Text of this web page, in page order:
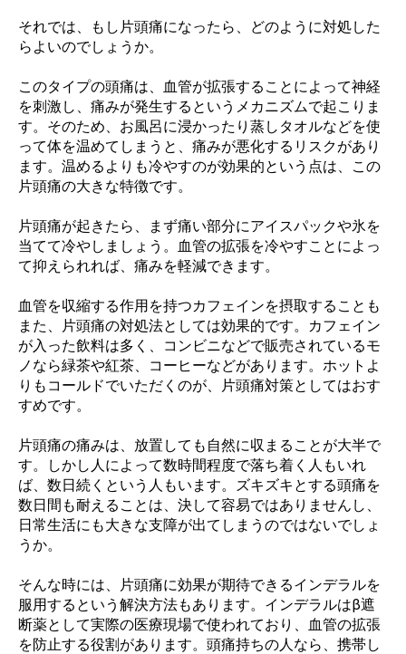
それでは、もし片頭痛になったら、どのように対処した
らよいのでしょうか。
このタイプの頭痛は、血管が拡張することによって神経
を刺激し、痛みが発生するというメカニズムで起こりま
す。そのため、お風呂に浸かったり蒸しタオルなどを使
って体を温めてしまうと、痛みが悪化するリスクがあり
ます。温めるよりも冷やすのが効果的という点は、この
片頭痛の大きな特徴です。
片頭痛が起きたら、まず痛い部分にアイスパックや氷を
当てて冷やしましょう。血管の拡張を冷やすことによっ
て抑えられれば、痛みを軽減できます。
血管を収縮する作用を持つカフェインを摂取することも
また、片頭痛の対処法としては効果的です。カフェイン
が入った飲料は多く、コンビニなどで販売されているモ
ノなら緑茶や紅茶、コーヒーなどがあります。ホットよ
りもコールドでいただくのが、片頭痛対策としてはおす
すめです。
片頭痛の痛みは、放置しても自然に収まることが大半で
す。しかし人によって数時間程度で落ち着く人もいれ
ば、数日続くという人もいます。ズキズキとする頭痛を
数日間も耐えることは、決して容易ではありませんし、
日常生活にも大きな支障が出てしまうのではないでしょ
うか。
そんな時には、片頭痛に効果が期待できるインデラルを
服用するという解決方法もあります。インデラルはβ遮
断薬として実際の医療現場で使われており、血管の拡張
を防止する役割があります。頭痛持ちの人なら、携帯し